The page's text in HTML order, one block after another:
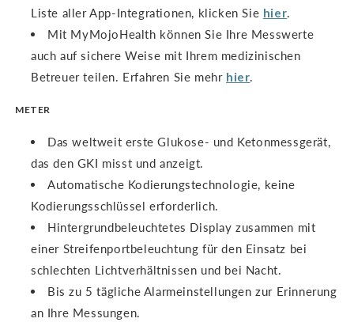
Liste aller App-Integrationen, klicken Sie hier.
Mit MyMojoHealth können Sie Ihre Messwerte
auch auf sichere Weise mit Ihrem medizinischen
Betreuer teilen. Erfahren Sie mehr hier.
METER
Das weltweit erste Glukose- und Ketonmessgerät,
das den GKI misst und anzeigt.
Automatische Kodierungstechnologie, keine
Kodierungsschlüssel erforderlich.
Hintergrundbeleuchtetes Display zusammen mit
einer Streifenportbeleuchtung für den Einsatz bei
schlechten Lichtverhältnissen und bei Nacht.
Bis zu 5 tägliche Alarmeinstellungen zur Erinnerung
an Ihre Messungen.